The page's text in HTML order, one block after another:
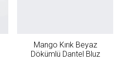
Mango Kırık Beyaz
Dökümlü Dantel Bluz